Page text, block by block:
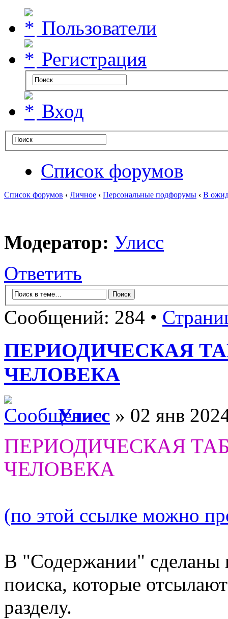
Пользователи
Регистрация
Вход
Список форумов
Список форумов ‹ Личное ‹ Персональные подфорумы ‹ В
Модератор: Улисс
Ответить
Сообщений: 284 •
ПЕРИОДИЧЕСКАЯ
ЧЕЛОВЕКА
Улисс » 02 янв
ПЕРИОДИЧЕСКАЯ
ЧЕЛОВЕКА
(по этой ссылке можно
В "Содержании" сделаны
поиска, которые
разделу.